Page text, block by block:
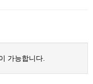
가능합니다.